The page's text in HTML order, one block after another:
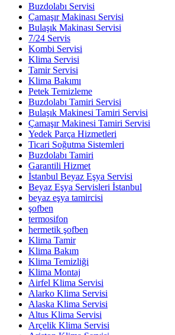
Buzdolabı Servisi
Çamaşır Makinası Servisi
Bulaşık Makinası Servisi
7/24 Servis
Kombi Servisi
Klima Servisi
Tamir Servisi
Klima Bakımı
Petek Temizleme
Buzdolabı Tamiri Servisi
Bulaşık Makinesi Tamiri Servisi
Çamaşır Makinesi Tamiri Servisi
Yedek Parça Hizmetleri
Ticari Soğutma Sistemleri
Buzdolabı Tamiri
Garantili Hizmet
İstanbul Beyaz Eşya Servisi
Beyaz Eşya Servisleri İstanbul
beyaz eşya tamircisi
şofben
termosifon
hermetik şofben
Klima Tamir
Klima Bakım
Klima Temizliği
Klima Montaj
Airfel Klima Servisi
Alarko Klima Servisi
Alaska Klima Servisi
Altus Klima Servisi
Arçelik Klima Servisi